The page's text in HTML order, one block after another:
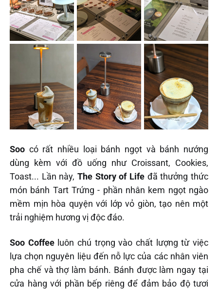
Soo có rất nhiều loại bánh ngọt và bánh nướng
dùng kèm với đồ uống như Croissant, Cookies,
Toast... Lần này, The Story of Life đã thưởng thức
món bánh Tart Trứng - phần nhân kem ngọt ngào
mềm mịn hòa quyện với lớp vỏ giòn, tạo nên một
trải nghiệm hương vị độc đáo.
Soo Coffeeluôn chú trọng vào chất lượng từ việc
lựa chọn nguyên liệu đến nỗ lực của các nhân viên
pha chế và thợ làm bánh. Bánh được làm ngay tại
cửa hàng với phần bếp riêng để đảm bảo độ tươi